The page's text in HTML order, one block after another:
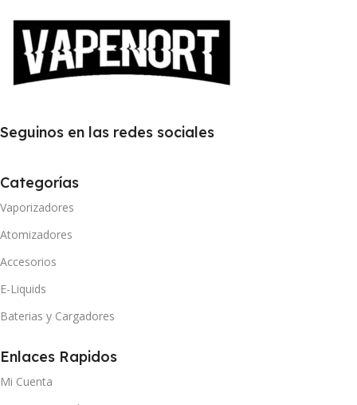
Seguinos en las redes sociales
Categorías
Vaporizadores
Atomizadores
Accesorios
E-Liquids
Baterias y Cargadores
Enlaces Rapidos
Mi Cuenta